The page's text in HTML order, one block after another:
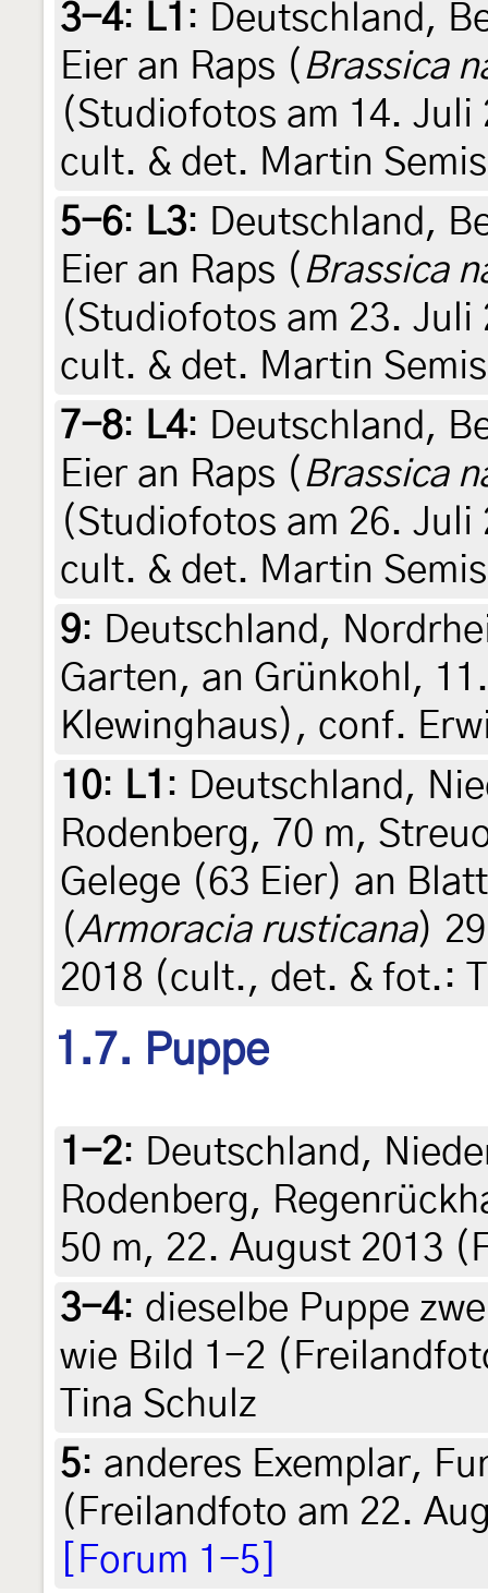
3-4: L1 : Deutschland,
Eier an Raps ( Brassica
(Studiofotos am 14.
cult. & det. Martin
5-6: L3: Deutschland,
Eier an Raps ( Brassica
(Studiofotos am 23.
cult. & det. Martin
7-8: L4: Deutschland,
Eier an Raps ( Brassica
(Studiofotos am 26.
cult. & det. Martin
9: Deutschland,
Garten, an Grünkohl,
Klewinghaus), conf.
10: L1 : Deutschland,
Rodenberg, 70 m,
Gelege (63 Eier) an
(Armoracia rusticana)
2018 (cult., det. & fot.:
1.7. Puppe
1-2: Deutschland,
Rodenberg,
50 m, 22. August 2013
3-4: dieselbe Puppe
wie Bild 1-2
Tina Schulz
5: anderes Exemplar,
(Freilandfoto am 22.
[Forum 1-5]